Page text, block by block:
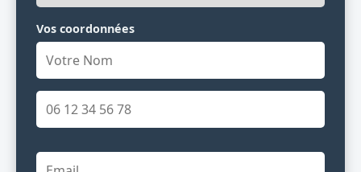
Vos coordonnées